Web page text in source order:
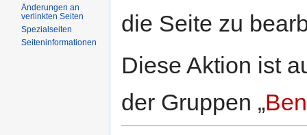
die Seite zu
Diese Aktion ist
der Gruppen „
Änderungen an
verlinkten Seiten
Spezialseiten
Seiteninformationen